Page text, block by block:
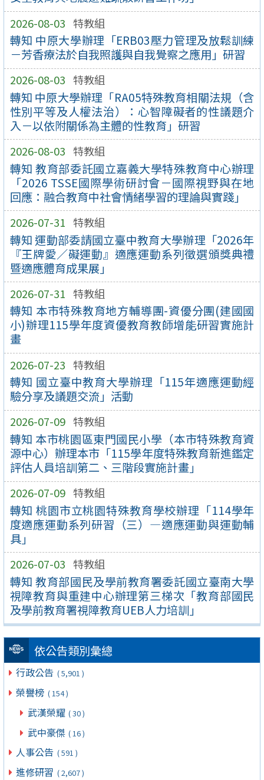
2026-08-03 特教組
轉知 中原大學辦理「ERB03壓力管理及放鬆訓練
－芳香療法於自我照護與自我覺察之應用」研習
2026-08-03 特教組
轉知 中原大學辦理「RA05特殊教育相關法規（含
性別平等及人權法治）：心智障礙者的性議題介
入－以依附關係為主體的性教育」研習
2026-08-03 特教組
轉知 教育部委託國立嘉義大學特殊教育中心辦理
「2026 TSSE國際學術研討會－國際視野與在地
回應：融合教育中社會情緒學習的理論與實踐」
2026-07-31 特教組
轉知 運動部委請國立臺中教育大學辦理「2026年
『王牌愛／礙運動』適應運動系列徵選頒獎典禮
暨適應體育成果展」
2026-07-31 特教組
轉知 本市特殊教育地方輔導團-資優分團(建國國
小)辦理115學年度資優教育教師增能研習實施計
畫
2026-07-23 特教組
轉知 國立臺中教育大學辦理「115年適應運動經
驗分享及議題交流」活動
2026-07-09 特教組
轉知 本市桃園區東門國民小學（本市特殊教育資
源中心）辦理本市「115學年度特殊教育新進鑑定
評估人員培訓第二、三階段實施計畫」
2026-07-09 特教組
轉知 桃園市立桃園特殊教育學校辦理「114學年
度適應運動系列研習（三）—適應運動與運動輔
具」
2026-07-03 特教組
轉知 教育部國民及學前教育署委託國立臺南大學
視障教育與重建中心辦理第三梯次「教育部國民
及學前教育署視障教育UEB人力培訓」
依公告類別彙總
行政公告 ( 5,901 )
榮譽榜 ( 154 )
武漢榮耀 ( 30 )
武中豪傑 ( 16 )
人事公告 ( 591 )
進修研習 ( 2,607 )